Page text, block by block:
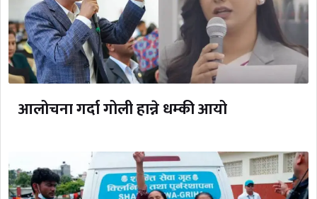
आलोचना गर्दा गोली हान्ने धम्की आयो